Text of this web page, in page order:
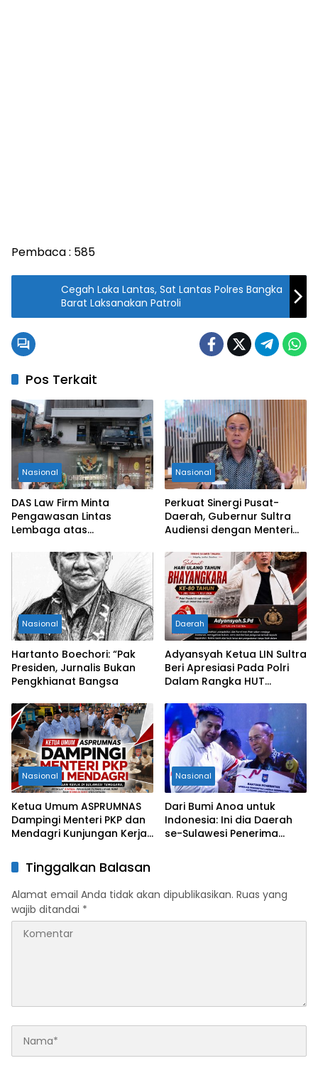
Pembaca : 585
Cegah Laka Lantas, Sat Lantas Polres Bangka
Barat Laksanakan Patroli
Pos Terkait
Nasional
DAS Law Firm Minta
Pengawasan Lintas
Lembaga atas
Objek Sengketa di
Pengadilan Negeri Jakarta
Nasional
Perkuat Sinergi Pusat-
Daerah, Gubernur Sultra
Audiensi dengan Menteri
Nasional
Hartanto Boechori: “Pak
Presiden, Jurnalis Bukan
Pengkhianat Bangsa
Daerah
Adyansyah Ketua LIN Sultra
Beri Apresiasi Pada Polri
Dalam Rangka HUT
Nasional
Ketua Umum ASPRUMNAS
Dampingi Menteri PKP dan
Mendagri Kunjungan Kerja
Program Rumah Layak Huni
dan Konsolidasi Organisasi
Nasional
Dari Bumi Anoa untuk
Indonesia: Ini dia Daerah
se-Sulawesi Penerima
Tinggalkan Balasan
Alamat email Anda tidak akan dipublikasikan. Ruas yang
wajib ditandai *